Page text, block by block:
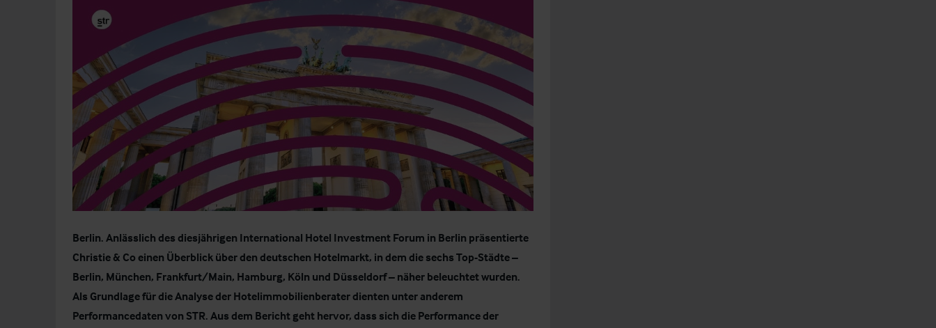
Berlin. Anlässlich des diesjährigen International Hotel Investment Forum in Berlin präsentierte
Christie & Co einen Überblick über den deutschen Hotelmarkt, in dem die sechs Top-Städte –
Berlin, München, Frankfurt/Main, Hamburg, Köln und Düsseldorf – näher beleuchtet wurden.
Als Grundlage für die Analyse der Hotelimmobilienberater dienten unter anderem
Performancedaten von STR. Aus dem Bericht geht hervor, dass sich die Performance der